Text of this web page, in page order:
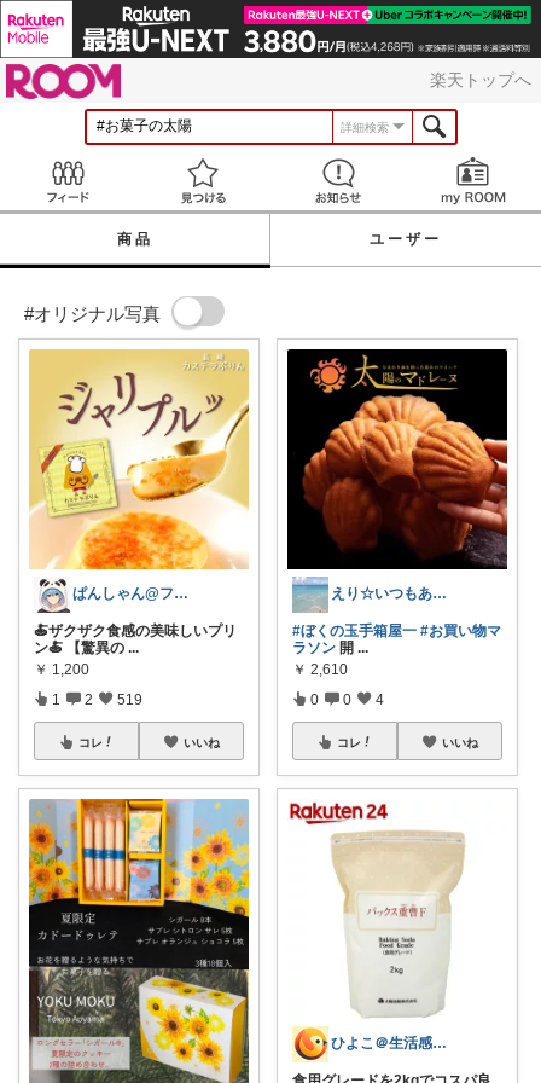
楽天トップへ
詳細検索
見つける お知らせ
商品 ユーザー
#オリジナル写真
ぱんしゃん@フォロバ100%
🍝ザクザク食感の美味しいプリ
ン🍝 【驚異の ...
￥ 1,200
1 2 519
コレ いいね
えり☆いつもありがとうございます
#ぼくの玉手箱屋一 #お買い物マ
ラソン 開 ...
￥ 2,610
0 0 4
コレ いいね
ひよこ＠生活感を隠すナチュラル日用品